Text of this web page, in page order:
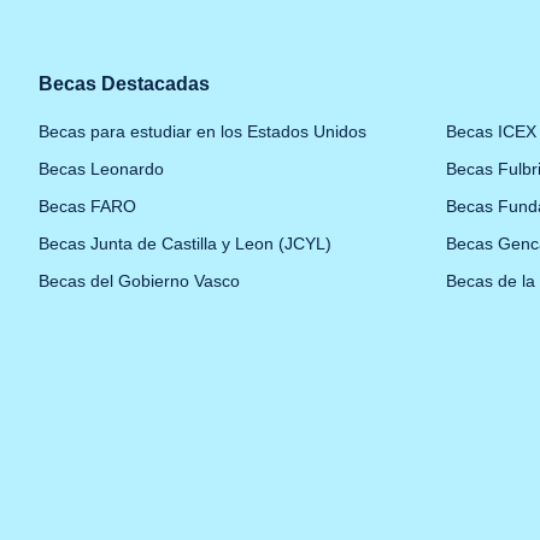
Becas Destacadas
Becas para estudiar en los Estados Unidos
Becas ICEX
Becas Leonardo
Becas
Becas FARO
Becas
Becas Junta de Castilla y Leon (JCYL)
Becas
Becas del Gobierno Vasco
Becas de